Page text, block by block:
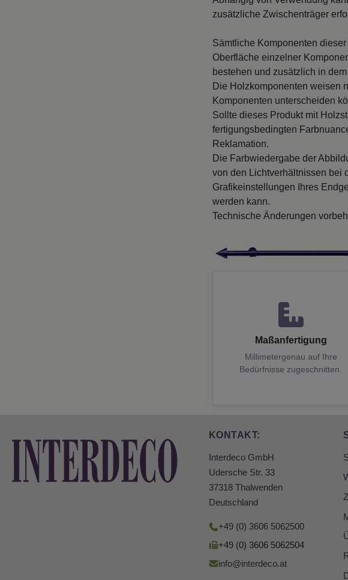
zusätzliche Zwischenträger
Sämtliche Komponenten
Oberfläche einzelner
bestehen und zusätzlich in
Die Holzkomponenten weisen
Komponenten unterscheiden
Sollte dieses Produkt mit
fertigungsbedingten
Reklamation.
Die Farbwiedergabe der
von den Lichtverhältnissen bei
Grafikeinstellungen Ihres
werden kann.
Technische Änderungen
Maßanfertigung
Millimetergenau auf Ihre
Bedürfnisse zugeschnitten.
KONTAKT:
Interdeco GmbH
Udersche Str. 33
37318 Thalwenden
Deutschland
+49 (0) 3606 5062500
+49 (0) 3606 5062504
info@interdeco.at